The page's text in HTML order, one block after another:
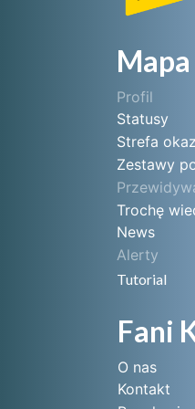
Profil
Statusy
Strefa
Zestawy
Trochę
News
Alerty
Tutorial
Fani
O nas
Kontakt